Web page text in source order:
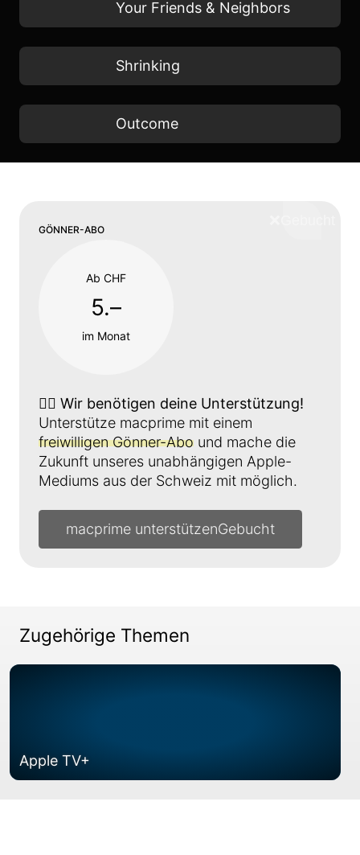
Your Friends & Neighbors
Shrinking
Outcome
GÖNNER-ABO
Ab CHF
5.–
im Monat
👉🏼 Wir benötigen deine Unterstützung!
Unterstütze macprime mit einem
freiwilligen Gönner-Abo und mache die
Zukunft unseres unabhängigen Apple-
Mediums aus der Schweiz mit möglich.
macprime unterstützen
Zugehörige Themen
Apple TV+